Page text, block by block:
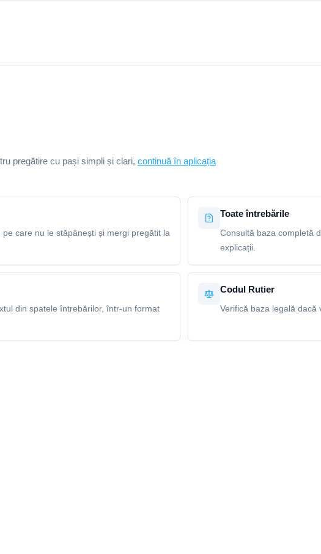
pregătire cu pași simpli și clari, continuă în aplicația
care nu le stăpânești și mergi pregătit la
Toate întrebările
Consultă baza completă
explicații.
din spatele întrebărilor, într-un format
Codul Rutier
Verifică baza legală dacă